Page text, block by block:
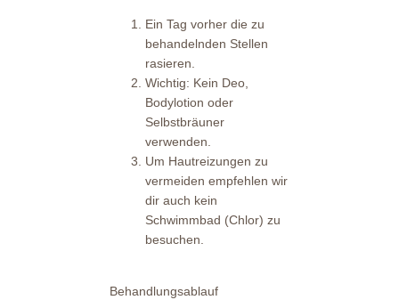
Ein Tag vorher die zu
behandelnden Stellen
rasieren.
Wichtig: Kein Deo,
Bodylotion oder
Selbstbräuner
verwenden.
Um Hautreizungen zu
vermeiden empfehlen wir
dir auch kein
Schwimmbad (Chlor) zu
besuchen.
Behandlungsablauf